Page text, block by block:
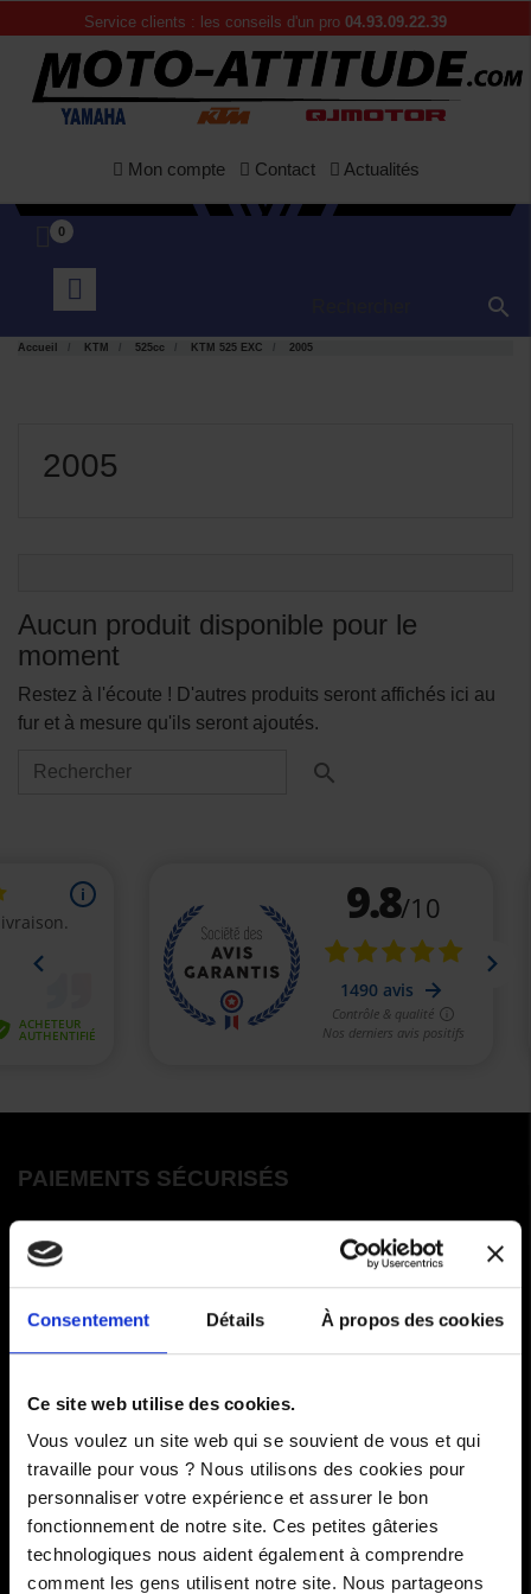
Consentement Détails À propos des cookies
Ce site web utilise des cookies.
Vous voulez un site web qui se souvient de vous et qui
travaille pour vous ? Nous utilisons des cookies pour
personnaliser votre expérience et assurer le bon
fonctionnement de notre site. Ces petites gâteries
technologiques nous aident également à comprendre
comment les gens utilisent notre site. Nous partageons
Service clients : les conseils d'un pro 04.93.09.22.39
Mon compte Contact Actualités
0

Accueil KTM 525cc KTM 525 EXC 2005
2005
Aucun produit disponible pour le
moment
Restez à l'écoute ! D'autres produits seront affichés ici au
fur et à mesure qu'ils seront ajoutés.

PAIEMENTS SÉCURISÉS
Paiement en 3 ou 4 fois
Paiements
Livraisons
Comment renvoyer des articles
SAV